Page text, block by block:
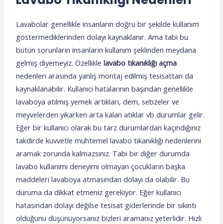
Lavabolar genellikle insanların doğru bir şekilde kullanım
göstermediklerinden dolayı kaynaklanır. Ama tabi bu
bütün sorunların insanların kullanım şeklinden meydana
gelmiş diyemeyiz. Özelliklelavabo tıkanıklığı açma
nedenleri arasında yanlış montaj edilmiş tesisattan da
kaynaklanabilir. Kullanıcı hatalarının başından genellikle
lavaboya atılmış yemek artıkları, dem, sebzeler ve
meyvelerden yıkarken arta kalan atıklar vb durumlar gelir.
Eğer bir kullanıcı olarak bu tarz durumlardan kaçındığınız
takdirde kuvvetle muhtemel lavabo tıkanıklığı nedenlerini
aramak zorunda kalmazsınız. Tabi bir diğer durumda
lavabo kullanımı deneyimi olmayan çocukların başka
maddeleri lavaboya atmasından dolayı da olabilir. Bu
duruma da dikkat etmeniz gerekiyor. Eğer kullanıcı
hatasından dolayı değilse tesisat giderlerinde bir sıkıntı
olduğunu düşünüyorsanız bizleri aramanız yeterlidir. Hızlı